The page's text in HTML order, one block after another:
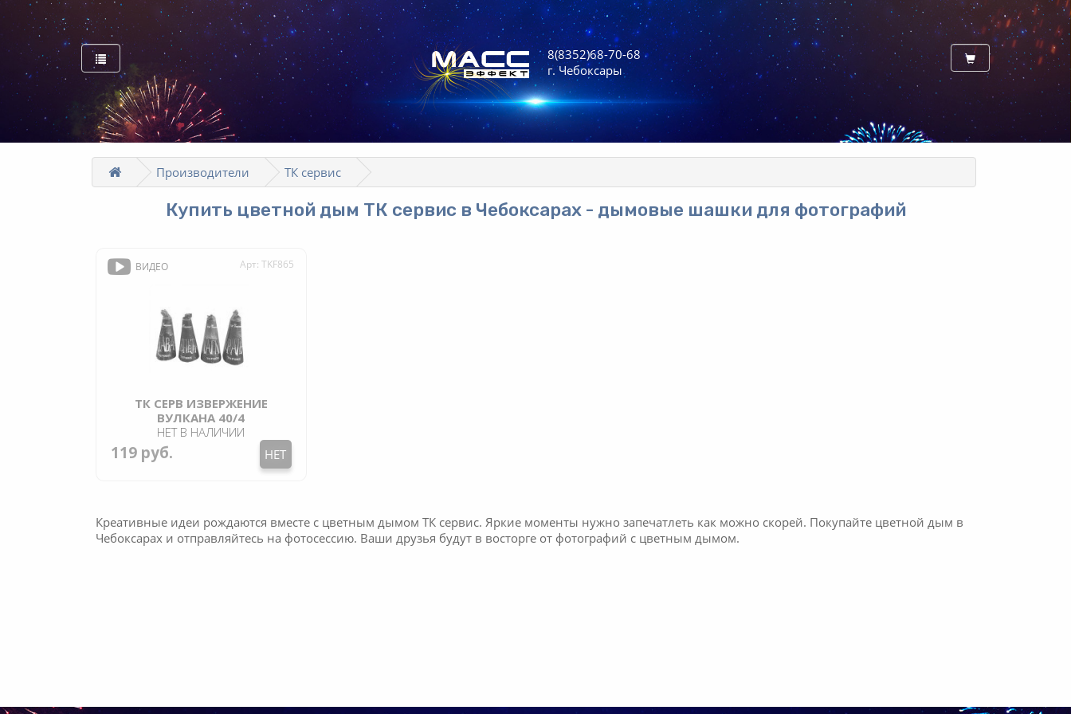
8(8352)68-70-68
г. Чебоксары
Производители ТК сервис
Купить цветной дым ТК сервис в Чебоксарах - дымовые шашки для фотографий
ВИДЕО Арт: TKF865
ТК СЕРВ ИЗВЕРЖЕНИЕ
ВУЛКАНА 40/4
НЕТ В НАЛИЧИИ
119 руб. НЕТ
Креативные идеи рождаются вместе с цветным дымом ТК сервис. Яркие моменты нужно запечатлеть как можно скорей. Покупайте цветной дым в
Чебоксарах и отправляйтесь на фотосессию. Ваши друзья будут в восторге от фотографий с цветным дымом.